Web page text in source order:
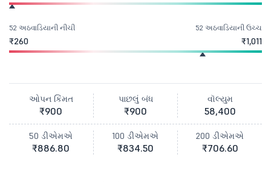
52 અઠવાડિયાની નીચી
₹260
52 અઠવાડિયાની ઉચ્ચ
₹1,011
ઓપન કિંમત
₹900
પાછલું બંધ
₹900
વૉલ્યુમ
58,400
50 ડીએમએ
₹886.80
100 ડીએમએ
₹834.50
200 ડીએમએ
₹706.60